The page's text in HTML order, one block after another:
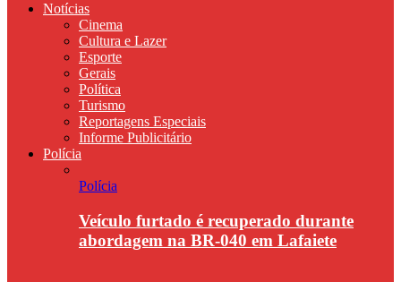
Notícias
Cinema
Cultura e Lazer
Esporte
Gerais
Política
Turismo
Reportagens Especiais
Informe Publicitário
Polícia
Polícia
Veículo furtado é recuperado durante
abordagem na BR-040 em Lafaiete